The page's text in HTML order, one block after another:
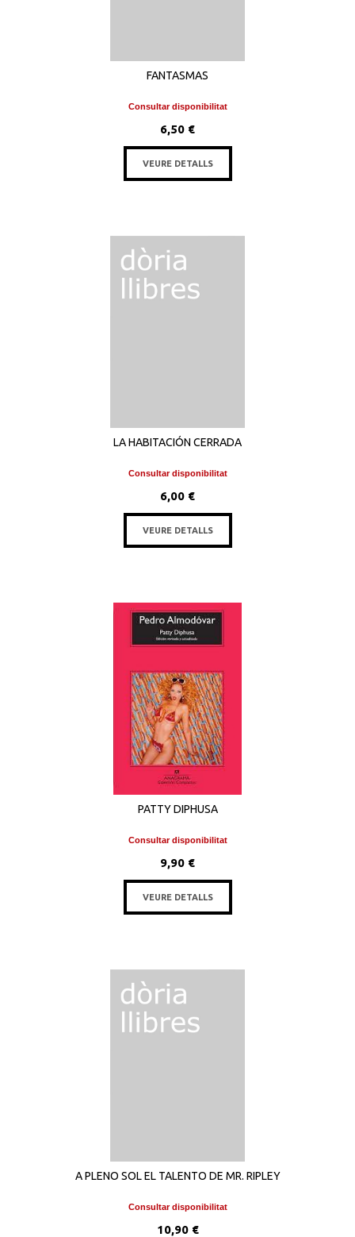
FANTASMAS
Consultar disponibilitat
6,50 €
VEURE DETALLS
LA HABITACIÓN CERRADA
Consultar disponibilitat
6,00 €
VEURE DETALLS
PATTY DIPHUSA
Consultar disponibilitat
9,90 €
VEURE DETALLS
A PLENO SOL EL TALENTO DE MR. RIPLEY
Consultar disponibilitat
10,90 €